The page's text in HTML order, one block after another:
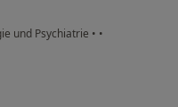
und Psychiatrie • •